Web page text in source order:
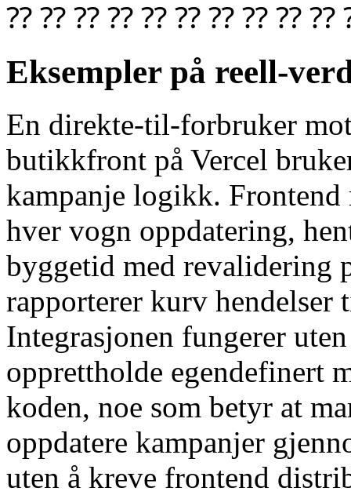
⁇ ⁇ ⁇ ⁇ ⁇ ⁇ ⁇ ⁇ ⁇ ⁇
Eksempler på reell-
En direkte-til-forbruker
butikkfront på Vercel
kampanje logikk.
hver vogn oppdatering,
byggetid med revalidering
rapporterer kurv
Integrasjonen fungerer
opprettholde egendefinert
koden, noe som betyr at
oppdatere kampanjer
uten å kreve frontend